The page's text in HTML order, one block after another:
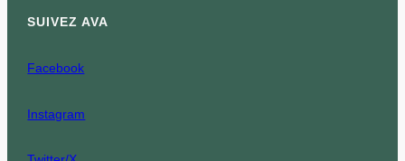
SUIVEZ AVA
Facebook
Instagram